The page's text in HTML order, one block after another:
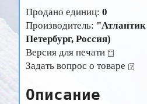
Продано единиц:0
Производитель:
Петербург, Россия)
Версия для печати
Задать вопрос о товаре
Описание